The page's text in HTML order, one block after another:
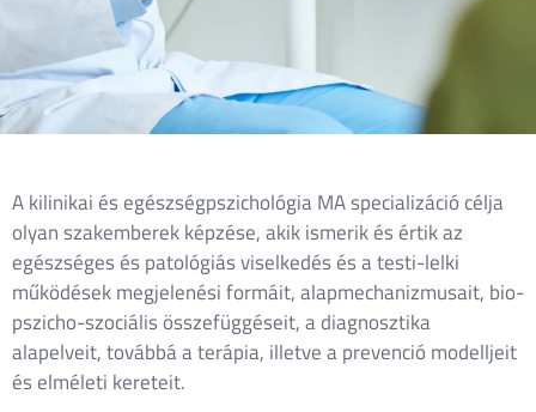
A kilinikai és egészségpszichológia MA specializáció célja
olyan szakemberek képzése, akik ismerik és értik az
egészséges és patológiás viselkedés és a testi-lelki
működések megjelenési formáit, alapmechanizmusait, bio-
pszicho-szociális összefüggéseit, a diagnosztika
alapelveit, továbbá a terápia, illetve a prevenció modelljeit
és elméleti kereteit.